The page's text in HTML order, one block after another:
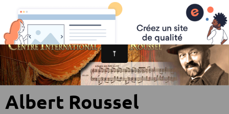
Centre International Albert Roussel
Albert Roussel